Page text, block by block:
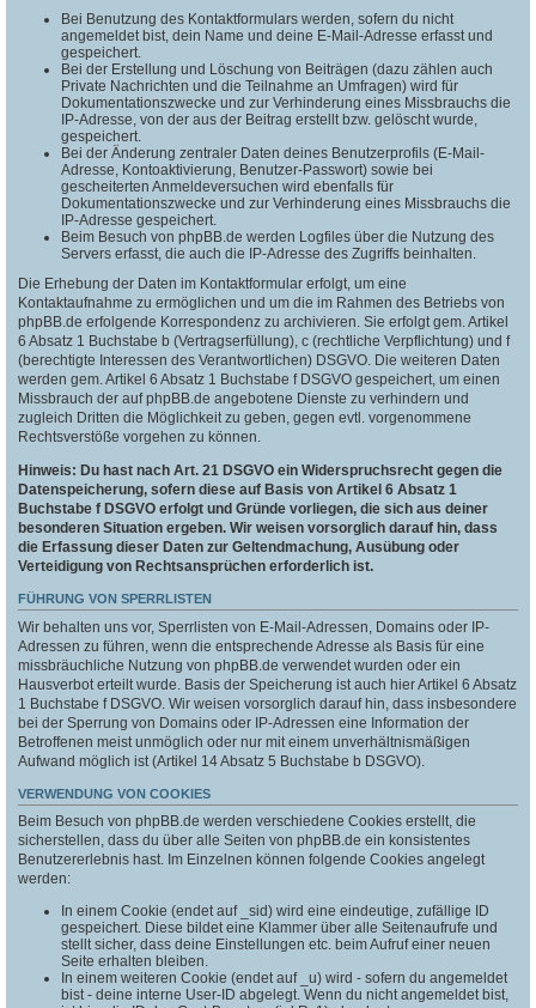
Bei Benutzung des Kontaktformulars werden, sofern du nicht
angemeldet bist, dein Name und deine E-Mail-Adresse erfasst und
gespeichert.
Bei der Erstellung und Löschung von Beiträgen (dazu zählen auch
Private Nachrichten und die Teilnahme an Umfragen) wird für
Dokumentationszwecke und zur Verhinderung eines Missbrauchs die
IP-Adresse, von der aus der Beitrag erstellt bzw. gelöscht wurde,
gespeichert.
Bei der Änderung zentraler Daten deines Benutzerprofils (E-Mail-
Adresse, Kontoaktivierung, Benutzer-Passwort) sowie bei
gescheiterten Anmeldeversuchen wird ebenfalls für
Dokumentationszwecke und zur Verhinderung eines Missbrauchs die
IP-Adresse gespeichert.
Beim Besuch von phpBB.de werden Logfiles über die Nutzung des
Servers erfasst, die auch die IP-Adresse des Zugriffs beinhalten.
Die Erhebung der Daten im Kontaktformular erfolgt, um eine
Kontaktaufnahme zu ermöglichen und um die im Rahmen des Betriebs von
phpBB.de erfolgende Korrespondenz zu archivieren. Sie erfolgt gem. Artikel
6 Absatz 1 Buchstabe b (Vertragserfüllung), c (rechtliche Verpflichtung) und f
(berechtigte Interessen des Verantwortlichen) DSGVO. Die weiteren Daten
werden gem. Artikel 6 Absatz 1 Buchstabe f DSGVO gespeichert, um einen
Missbrauch der auf phpBB.de angebotene Dienste zu verhindern und
zugleich Dritten die Möglichkeit zu geben, gegen evtl. vorgenommene
Rechtsverstöße vorgehen zu können.
Hinweis: Du hast nach Art. 21 DSGVO ein Widerspruchsrecht gegen die
Datenspeicherung, sofern diese auf Basis von Artikel 6 Absatz 1
Buchstabe f DSGVO erfolgt und Gründe vorliegen, die sich aus deiner
besonderen Situation ergeben. Wir weisen vorsorglich darauf hin, dass
die Erfassung dieser Daten zur Geltendmachung, Ausübung oder
Verteidigung von Rechtsansprüchen erforderlich ist.
FÜHRUNG VON SPERRLISTEN
Wir behalten uns vor, Sperrlisten von E-Mail-Adressen, Domains oder IP-
Adressen zu führen, wenn die entsprechende Adresse als Basis für eine
missbräuchliche Nutzung von phpBB.de verwendet wurden oder ein
Hausverbot erteilt wurde. Basis der Speicherung ist auch hier Artikel 6 Absatz
1 Buchstabe f DSGVO. Wir weisen vorsorglich darauf hin, dass insbesondere
bei der Sperrung von Domains oder IP-Adressen eine Information der
Betroffenen meist unmöglich oder nur mit einem unverhältnismäßigen
Aufwand möglich ist (Artikel 14 Absatz 5 Buchstabe b DSGVO).
VERWENDUNG VON COOKIES
Beim Besuch von phpBB.de werden verschiedene Cookies erstellt, die
sicherstellen, dass du über alle Seiten von phpBB.de ein konsistentes
Benutzererlebnis hast. Im Einzelnen können folgende Cookies angelegt
werden:
In einem Cookie (endet auf _sid) wird eine eindeutige, zufällige ID
gespeichert. Diese bildet eine Klammer über alle Seitenaufrufe und
stellt sicher, dass deine Einstellungen etc. beim Aufruf einer neuen
Seite erhalten bleiben.
In einem weiteren Cookie (endet auf _u) wird - sofern du angemeldet
bist - deine interne User-ID abgelegt. Wenn du nicht angemeldet bist,